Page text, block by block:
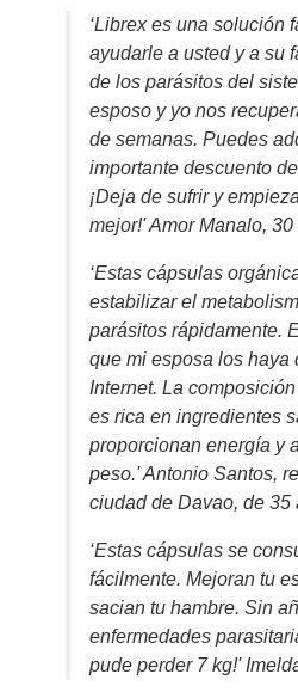
‘Librex es una solución
ayudarle a usted y a su
de los parásitos del
esposo y yo nos
de semanas. Puedes
importante descuento
¡Deja de sufrir y
mejor!' Amor Manalo,
‘Estas cápsulas
estabilizar el
parásitos rápidamente.
que mi esposa los haya
Internet. La
es rica en ingredientes
proporcionan energía y
peso.' Antonio Santos,
ciudad de Davao, de 35
‘Estas cápsulas se
fácilmente. Mejoran tu
sacian tu hambre. Sin
enfermedades
pude perder 7 kg!'